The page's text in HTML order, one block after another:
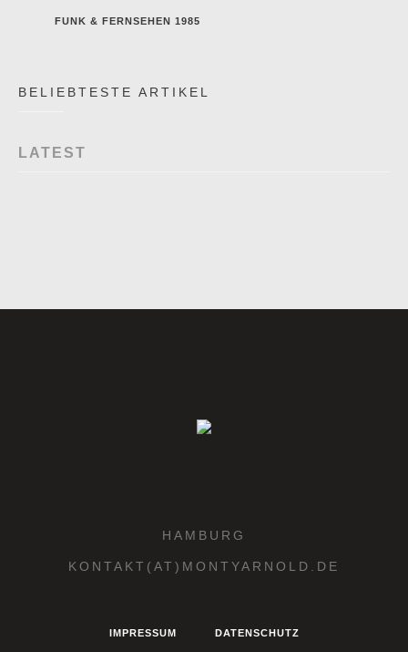
FUNK & FERNSEHEN 1985
BELIEBTESTE ARTIKEL
LATEST
HAMBURG
KONTAKT(AT)MONTYARNOLD.DE
IMPRESSUM DATENSCHUTZ